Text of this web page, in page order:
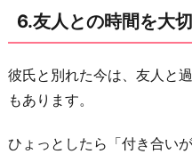
6.友人との時間を大
彼氏と別れた今は、友人と
もあります。
ひょっとしたら「付き合い